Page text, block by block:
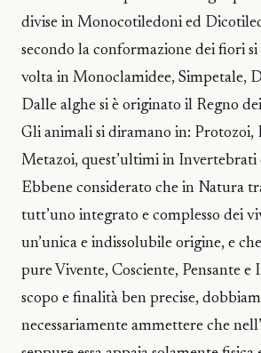
divise in Monocotiledoni ed
secondo la conformazione dei fiori
volta in Monoclamidee, Simpetale,
Dalle alghe si è originato il Regno
Gli animali si diramano in: Protozoi,
Metazoi, quest’ultimi in Invertebrati
Ebbene considerato che in Natura
tutt’uno integrato e complesso dei
un’unica e indissolubile origine, e
pure Vivente, Cosciente, Pensante e
scopo e finalità ben precise,
necessariamente ammettere che